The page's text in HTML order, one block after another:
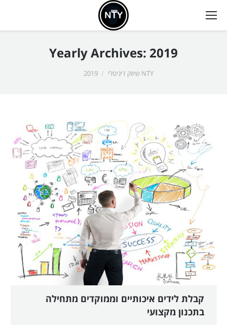
Yearly Archives: 2019
NTY שיווק דיגיטלי 2019
קבלת לידים איכותיים וממוקדים מתחילה
בתכנון מקצועי